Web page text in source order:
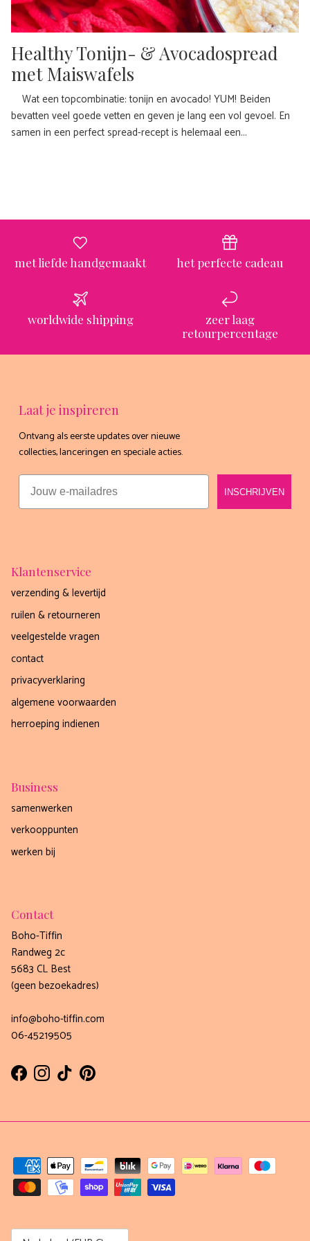
Healthy Tonijn- & Avocadospread
met Maiswafels
Wat een topcombinatie: tonijn en avocado! YUM! Beiden
bevatten veel goede vetten en geven je lang een vol gevoel. En
samen in een perfect spread-recept is helemaal een...
met liefde handgemaakt het perfecte cadeau
worldwide shipping
zeer laag
retourpercentage
Laat je inspireren
Ontvang als eerste updates over nieuwe
collecties, lanceringen en speciale acties.
Email
INSCHRIJVEN
Klantenservice
verzending & levertijd
ruilen & retourneren
veelgestelde vragen
contact
privacyverklaring
algemene voorwaarden
herroeping indienen
Business
samenwerken
verkooppunten
werken bij
Contact
Boho-Tiffin
Randweg 2c
5683 CL Best
(geen bezoekadres)
info@boho-tiffin.com
06-45219505
FacebookInstagram
TikTokPinterest
Land/Regio